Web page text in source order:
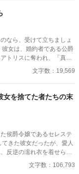
身的な優しさを見せ、
さえ
込まれていく。全てを諦
未来とは──
ら、受けて立ちましょ
トリスに奪われ、「真実
一方的に婚約破棄を突き
退屈な女と公然と蔑ま
固として拒否。たった一
が助力を求めたのは、社
境伯アレクシス。彼は、
性を見抜き、彼女の非公
に悪質な濡れ衣だった―
文字数：19,569
女を捨てた者たちの末
侯爵令嬢であるセレステ
きた彼女だったが、愛人
反逆の濡れ衣を着せられ
辺境の地で命を狙われた
の将軍・カイに救われ
文字数：106,793